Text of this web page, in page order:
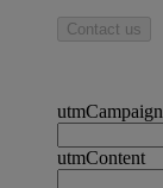
Contact us
utmCampaign
utmContent